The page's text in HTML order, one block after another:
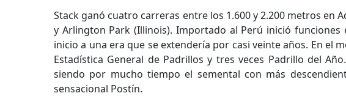
Stack ganó cuatro carreras entre los 1.600 y 2.200 metros en
y Arlington Park (Illinois). Importado al Perú inició funciones
inicio a una era que se extendería por casi veinte años. En el
Estadística General de Padrillos y tres veces Padrillo del
siendo por mucho tiempo el semental con más
sensacional Postín.